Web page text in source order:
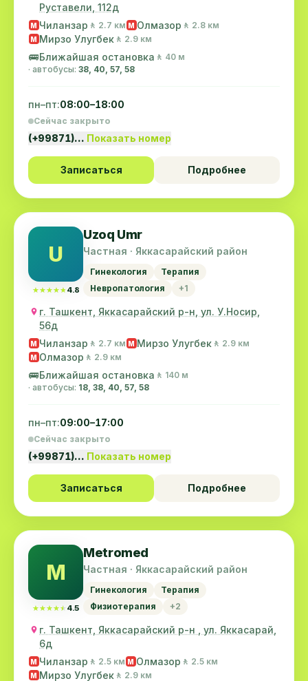
Руставели, 112д
M Чиланзар 🚶 2.7 км M Олмазор 🚶 2.8 км
M Мирзо Улугбек 🚶 2.9 км
🚌Ближайшая остановка 🚶 40 м
· автобусы: 38, 40, 57, 58
пн–пт:08:00–18:00
Сейчас закрыто
(+99871)… Показать номер
Записаться Подробнее
U
★★★★★
★★★★★ 4.8
Uzoq Umr
Частная · Яккасарайский район
Гинекология
Терапия
Невропатология
+1
г. Ташкент, Яккасарайский р-н, ул. У.Носир,
56д
M Чиланзар 🚶 2.7 км M Мирзо Улугбек 🚶 2.9 км
M Олмазор 🚶 2.9 км
🚌Ближайшая остановка 🚶 140 м
· автобусы: 18, 38, 40, 57, 58
пн–пт:09:00–17:00
Сейчас закрыто
(+99871)… Показать номер
Записаться Подробнее
M
★★★★★
★★★★★ 4.5
Metromed
Частная · Яккасарайский район
Гинекология
Терапия
Физиотерапия
+2
г. Ташкент, Яккасарайский р-н , ул. Яккасарай,
6д
M Чиланзар 🚶 2.5 км M Олмазор 🚶 2.5 км
M Мирзо Улугбек 🚶 2.9 км